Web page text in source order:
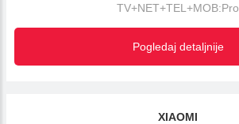
TV+NET+TEL+MOB:Pro
Pogledaj detaljnije
XIAOMI